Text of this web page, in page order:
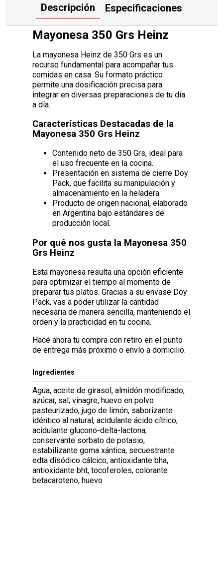
Descripción Especificaciones
Mayonesa 350 Grs Heinz
La mayonesa Heinz de 350 Grs es un
recurso fundamental para acompañar tus
comidas en casa. Su formato práctico
permite una dosificación precisa para
integrar en diversas preparaciones de tu día
a día.
Características Destacadas de la
Mayonesa 350 Grs Heinz
Contenido neto de 350 Grs, ideal para
el uso frecuente en la cocina.
Presentación en sistema de cierre Doy
Pack, que facilita su manipulación y
almacenamiento en la heladera.
Producto de origen nacional, elaborado
en Argentina bajo estándares de
producción local.
Por qué nos gusta la Mayonesa 350
Grs Heinz
Esta mayonesa resulta una opción eficiente
para optimizar el tiempo al momento de
preparar tus platos. Gracias a su envase Doy
Pack, vas a poder utilizar la cantidad
necesaria de manera sencilla, manteniendo el
orden y la practicidad en tu cocina.
Hacé ahora tu compra con retiro en el punto
de entrega más próximo o envío a domicilio.
Ingredientes
Agua, aceite de girasol, almidón modificado,
azúcar, sal, vinagre, huevo en polvo
pasteurizado, jugo de limón, saborizante
idéntico al natural, acidulante ácido cítrico,
acidulante glucono-delta-lactona,
conservante sorbato de potasio,
estabilizante goma xántica, secuestrante
edta disódico cálcico, antioxidante bha,
antioxidante bht, tocoferoles, colorante
betacaroteno, huevo